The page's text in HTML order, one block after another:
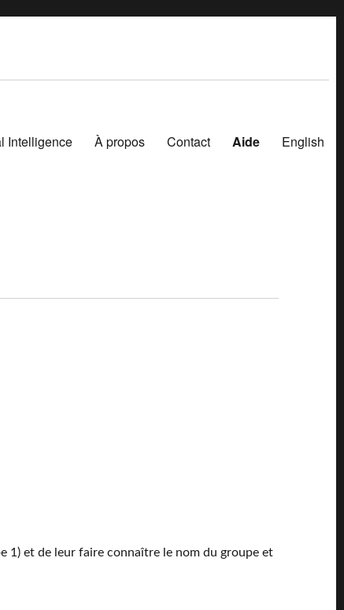
Intelligence À propos Contact Aide English
1) et de leur faire connaître le nom du groupe et